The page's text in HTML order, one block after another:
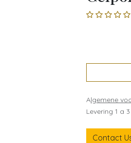
Algemene
Levering 1 a
Contact